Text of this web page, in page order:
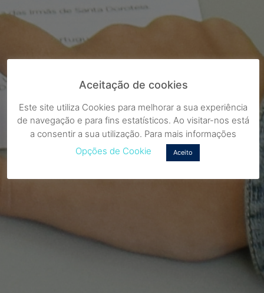
Aceitação de cookies
Este site utiliza Cookies para melhorar a sua experiência
de navegação e para fins estatísticos. Ao visitar-nos está
a consentir a sua utilização. Para mais informações
Opções de Cookie
Aceito